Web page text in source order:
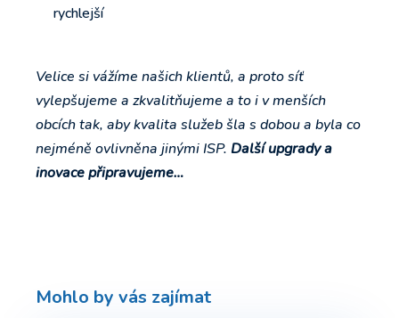
rychlejší
Velice si vážíme našich klientů, a proto síť
vylepšujeme a zkvalitňujeme a to i v menších
obcích tak, aby kvalita služeb šla s dobou a byla co
nejméně ovlivněna jinými ISP. Další upgrady a
inovace připravujeme…
Mohlo by vás zajímat